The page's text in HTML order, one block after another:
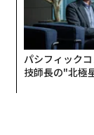
パシフィック
技師長の"北極